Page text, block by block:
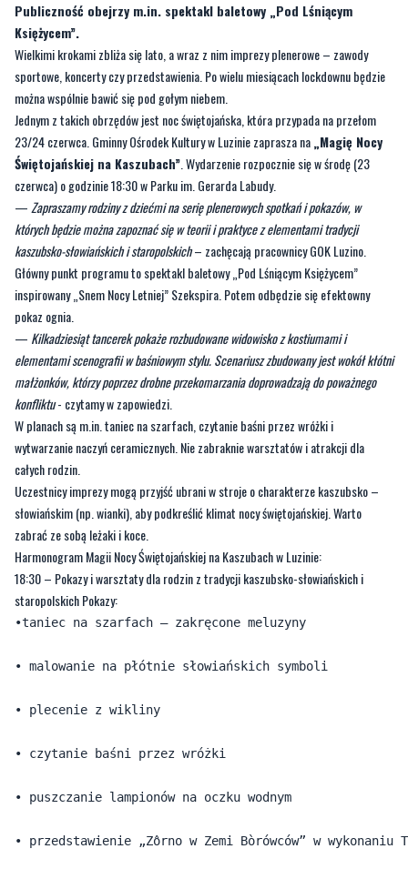
Publiczność obejrzy m.in. spektakl baletowy „Pod Lśniącym
Księżycem”.
Wielkimi krokami zbliża się lato, a wraz z nim imprezy plenerowe – zawody
sportowe, koncerty czy przedstawienia. Po wielu miesiącach lockdownu będzie
można wspólnie bawić się pod gołym niebem.
Jednym z takich obrzędów jest noc świętojańska, która przypada na przełom
23/24 czerwca. Gminny Ośrodek Kultury w Luzinie zaprasza na„Magię Nocy
Świętojańskiej na Kaszubach” . Wydarzenie rozpocznie się w środę (23
czerwca) o godzinie 18:30 w Parku im. Gerarda Labudy.
— Zapraszamy rodziny z dziećmi na serię plenerowych spotkań i pokazów, w
których będzie można zapoznać się w teorii i praktyce z elementami tradycji
kaszubsko-słowiańskich i staropolskich– zachęcają pracownicy GOK Luzino.
Główny punkt programu to spektakl baletowy „Pod Lśniącym Księżycem”
inspirowany „Snem Nocy Letniej” Szekspira. Potem odbędzie się efektowny
pokaz ognia.
— Kilkadziesiąt tancerek pokaże rozbudowane widowisko z kostiumami i
elementami scenografii w baśniowym stylu. Scenariusz zbudowany jest wokół kłótni
małżonków, którzy poprzez drobne przekomarzania doprowadzają do poważnego
konfliktu- czytamy w zapowiedzi.
W planach są m.in. taniec na szarfach, czytanie baśni przez wróżki i
wytwarzanie naczyń ceramicznych. Nie zabraknie warsztatów i atrakcji dla
całych rodzin.
Uczestnicy imprezy mogą przyjść ubrani w stroje o charakterze kaszubsko –
słowiańskim (np. wianki), aby podkreślić klimat nocy świętojańskiej. Warto
zabrać ze sobą leżaki i koce.
Harmonogram Magii Nocy Świętojańskiej na Kaszubach w Luzinie:
18:30 – Pokazy i warsztaty dla rodzin z tradycji kaszubsko-słowiańskich i
staropolskich Pokazy:
•taniec na szarfach – zakręcone meluzyny
• malowanie na płótnie słowiańskich symboli
• plecenie z wikliny
• czytanie baśni przez wróżki
• puszczanie lampionów na oczku wodnym
• przedstawienie „Zôrno w Zemi Bòrówców” w